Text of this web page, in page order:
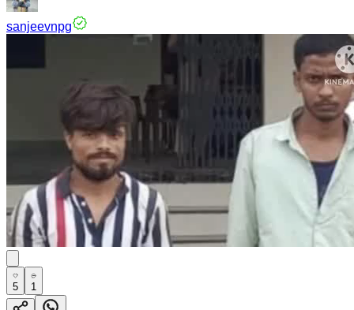
sanjeevnpg
5 1